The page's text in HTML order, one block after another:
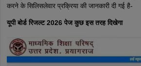
करने के सिलिसलेवार प्रक्रिया की जानकारी दी गई है-
यूपी बोर्ड रिजल्ट 2026 पेज कुछ इस तरह दिखेगा